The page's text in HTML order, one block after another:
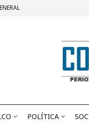
POLÍTICA